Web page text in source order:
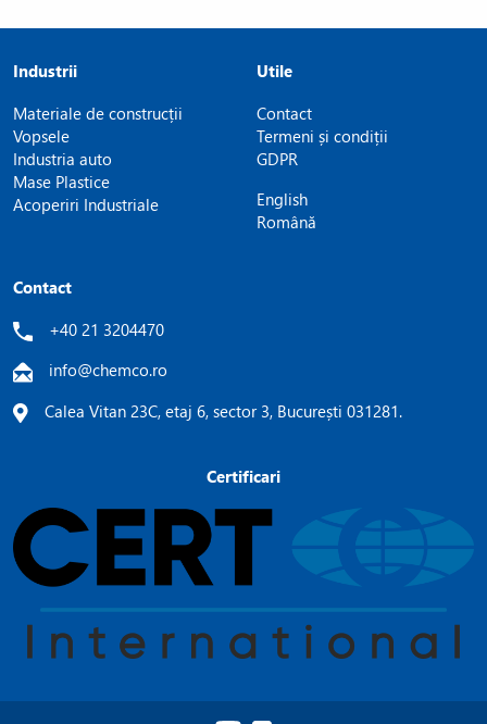
Industrii
Materiale de construcții
Vopsele
Industria auto
Mase Plastice
Acoperiri Industriale
Utile
Contact
Termeni și condiții
GDPR
English
Română
Contact
+40 21 3204470
info@chemco.ro
Calea Vitan 23C, etaj 6, sector 3, București 031281.
Certificari